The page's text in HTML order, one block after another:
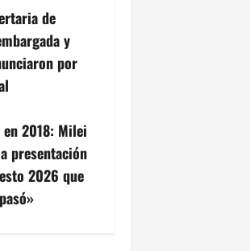
de
y
por
2018: Milei
presentación
2026 que